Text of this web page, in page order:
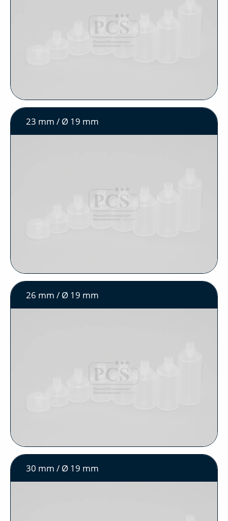
23 mm / Ø 19 mm
26 mm / Ø 19 mm
30 mm / Ø 19 mm